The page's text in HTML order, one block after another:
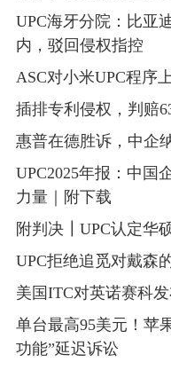
UPC海牙分院：比亚
内，驳回侵权指控
ASC对小米UPC程序
插排专利侵权，判赔
惠普在德胜诉，中企
UPC2025年报：中国
力量｜附下载
附判决┃UPC认定华
UPC拒绝追觅对戴森
美国ITC对英诺赛科
单台最高95美元！苹
功能”延迟诉讼